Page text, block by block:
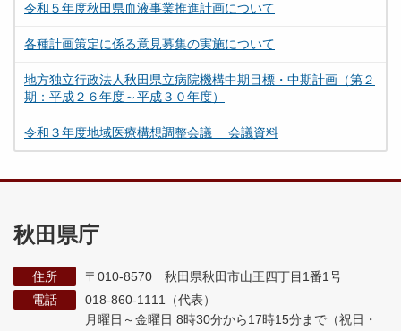
令和５年度秋田県血液事業推進計画について
各種計画策定に係る意見募集の実施について
地方独立行政法人秋田県立病院機構中期目標・中期計画（第２
期：平成２６年度～平成３０年度）
令和３年度地域医療構想調整会議 会議資料
秋田県庁
住所
〒010-8570 秋田県秋田市山王四丁目1番1号
電話
018-860-1111（代表）
月曜日～金曜日 8時30分から17時15分まで （祝日・